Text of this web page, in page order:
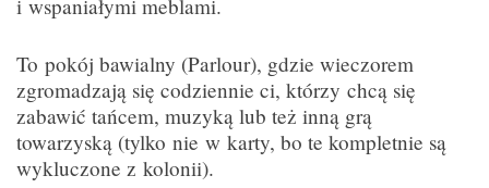
i wspaniałymi meblami.
To pokój bawialny (Parlour), gdzie wieczorem
zgromadzają się codziennie ci, którzy chcą się
zabawić tańcem, muzyką lub też inną grą
towarzyską (tylko nie w karty, bo te kompletnie są
wykluczone z kolonii).